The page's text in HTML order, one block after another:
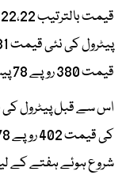
قیمت 380 روپے 78 پیسے ہوگئی تھی۔